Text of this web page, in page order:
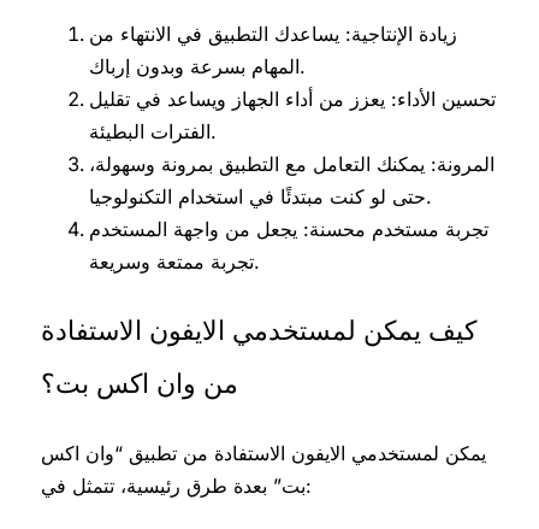
زيادة الإنتاجية: يساعدك التطبيق في الانتهاء من
المهام بسرعة وبدون إرباك.
تحسين الأداء: يعزز من أداء الجهاز ويساعد في تقليل
الفترات البطيئة.
المرونة: يمكنك التعامل مع التطبيق بمرونة وسهولة،
حتى لو كنت مبتدئًا في استخدام التكنولوجيا.
تجربة مستخدم محسنة: يجعل من واجهة المستخدم
تجربة ممتعة وسريعة.
كيف يمكن لمستخدمي الايفون الاستفادة
من وان اكس بت؟
يمكن لمستخدمي الايفون الاستفادة من تطبيق “وان اكس
بت” بعدة طرق رئيسية، تتمثل في: